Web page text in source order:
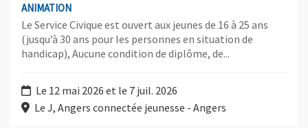
ANIMATION
Le Service Civique est ouvert aux jeunes de 16 à 25 ans
(jusqu’à 30 ans pour les personnes en situation de
handicap), Aucune condition de diplôme, de...
Le 12 mai 2026 et le 7 juil. 2026
Le J, Angers connectée jeunesse - Angers